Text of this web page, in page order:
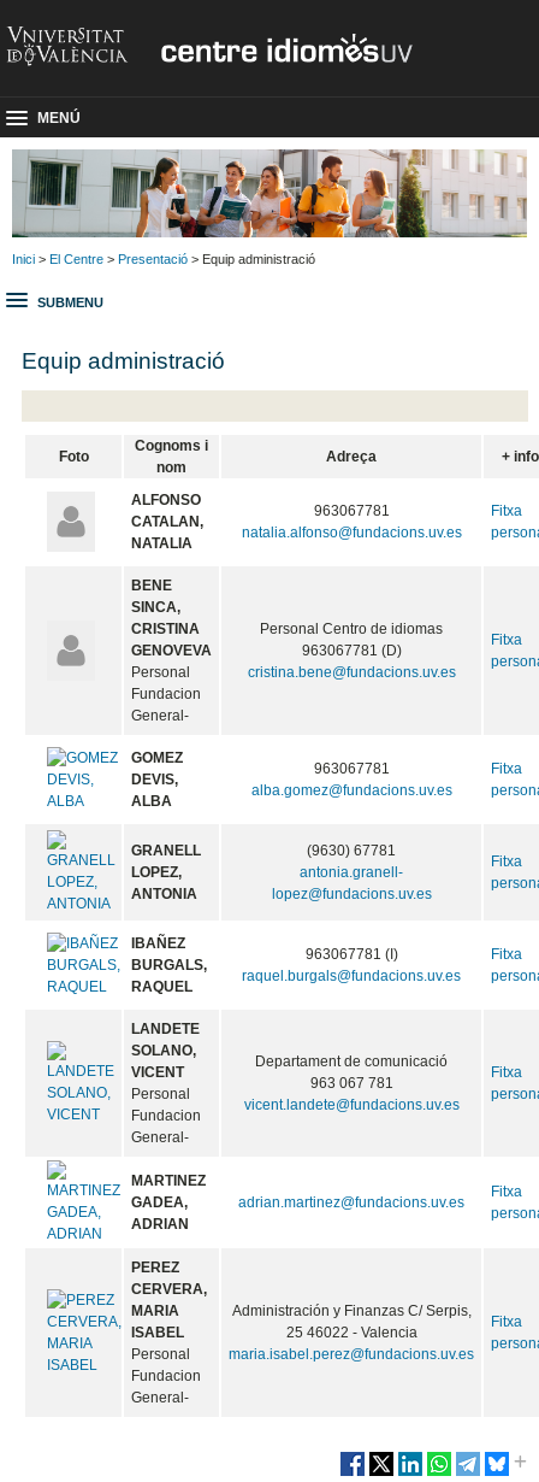
MENÚ
Inici > El Centre > Presentació > Equip administració
SUBMENU
Equip administració
Foto
Cognoms i
nom
Adreça + info
ALFONSO
CATALAN,
NATALIA
963067781
natalia.alfonso@fundacions.uv.es
Fitxa
BENE
SINCA,
CRISTINA
GENOVEVA
Personal
Fundacion
General-
Personal Centro de idiomas
963067781 (D)
cristina.bene@fundacions.uv.es
Fitxa
GOMEZ
DEVIS,
ALBA
963067781
alba.gomez@fundacions.uv.es
Fitxa
GRANELL
LOPEZ,
ANTONIA
(9630) 67781
antonia.granell-
lopez@fundacions.uv.es
Fitxa
IBAÑEZ
BURGALS,
RAQUEL
963067781 (I)
raquel.burgals@fundacions.uv.es
Fitxa
LANDETE
SOLANO,
VICENT
Personal
Fundacion
General-
Departament de comunicació
963 067 781
vicent.landete@fundacions.uv.es
Fitxa
MARTINEZ
GADEA,
ADRIAN
adrian.martinez@fundacions.uv.es
Fitxa
PEREZ
CERVERA,
MARIA
ISABEL
Personal
Fundacion
General-
Administración y Finanzas C/ Serpis,
25 46022 - Valencia
maria.isabel.perez@fundacions.uv.es
Fitxa